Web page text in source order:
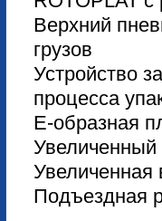
Верхний
грузов
Устройство
процесса
Е-образная
Увеличенная
Подъездная